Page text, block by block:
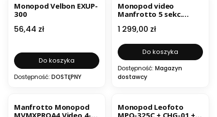
Monopod Velbon EXUP-
300
Cena
56,44 zł
Do koszyka
Dostępność: DOSTĘPNY
Monopod video
Manfrotto 5 sekc.
Cena
1 299,00 zł
Do koszyka
Dostępność: Magazyn
dostawcy
Manfrotto Monopod
Monopod Leofoto